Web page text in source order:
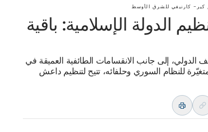
كير– كارنيغي للشرق الأوسط
الدولة الإسلامية: باقية
الدولي، إلى جانب الانقسامات الطائفية العميقة في
للنظام السوري وحلفائه، تتيح لتنظيم داعش